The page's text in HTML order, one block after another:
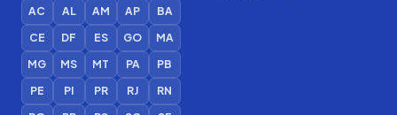
AC AL AM AP
BA
CE
DF ES GO
MA
MG
MS MT PA
PB
PE
PI PR RJ
RN